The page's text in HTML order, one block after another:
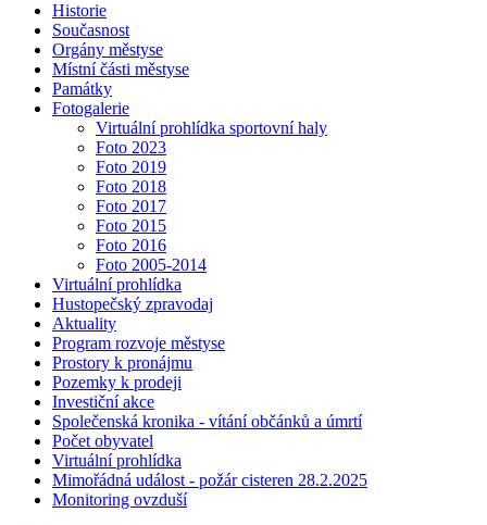
Historie
Současnost
Orgány městyse
Místní části městyse
Památky
Fotogalerie
Virtuální prohlídka sportovní haly
Foto 2023
Foto 2019
Foto 2018
Foto 2017
Foto 2015
Foto 2016
Foto 2005-2014
Virtuální prohlídka
Hustopečský zpravodaj
Aktuality
Program rozvoje městyse
Prostory k pronájmu
Pozemky k prodeji
Investiční akce
Společenská kronika - vítání občánků a úmrtí
Počet obyvatel
Virtuální prohlídka
Mimořádná událost - požár cisteren 28.2.2025
Monitoring ovzduší